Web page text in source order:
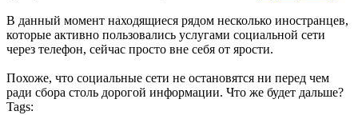
В данный момент находящиеся рядом несколько иностранцев,
которые активно пользовались услугами социальной сети
через телефон, сейчас просто вне себя от ярости.
Похоже, что социальные сети не остановятся ни перед чем
ради сбора столь дорогой информации. Что же будет дальше?
Tags: